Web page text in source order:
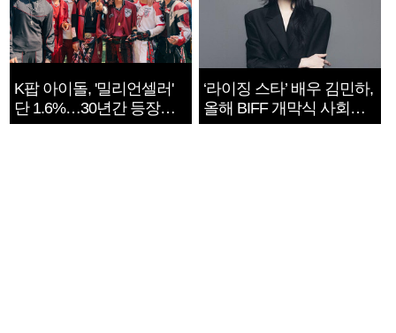
K팝 아이돌, '밀리언셀러'
단 1.6%…30년간 등장
1182개팀 전수조사
‘라이징 스타’ 배우 김민하,
올해 BIFF 개막식 사회자
확정